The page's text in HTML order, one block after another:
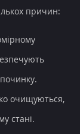
причин:
очищуються,
стані.